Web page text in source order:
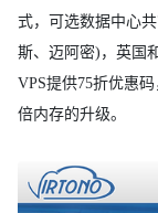
式，可选数据中心
斯、迈阿密)，英国
VPS提供75折优惠
倍内存的升级。